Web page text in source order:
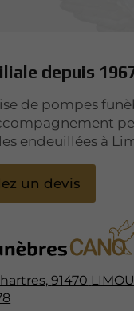
91470
depuis
de pompes
endeuillées à
un devis